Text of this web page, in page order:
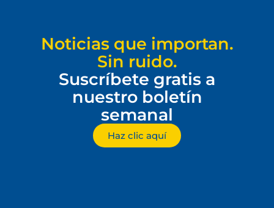
Noticias que importan.
Sin ruido.
Suscríbete gratis a
nuestro boletín
semanal
Haz clic aquí